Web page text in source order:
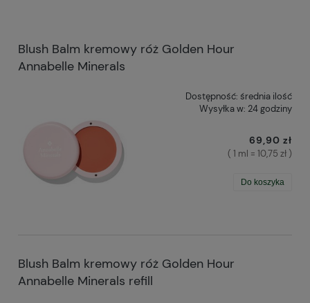
Blush Balm kremowy róż Golden Hour
Annabelle Minerals
Dostępność: średnia ilość
Wysyłka w: 24 godziny
69,90 zł
( 1 ml = 10,75 zł )
Do koszyka
Blush Balm kremowy róż Golden Hour
Annabelle Minerals refill